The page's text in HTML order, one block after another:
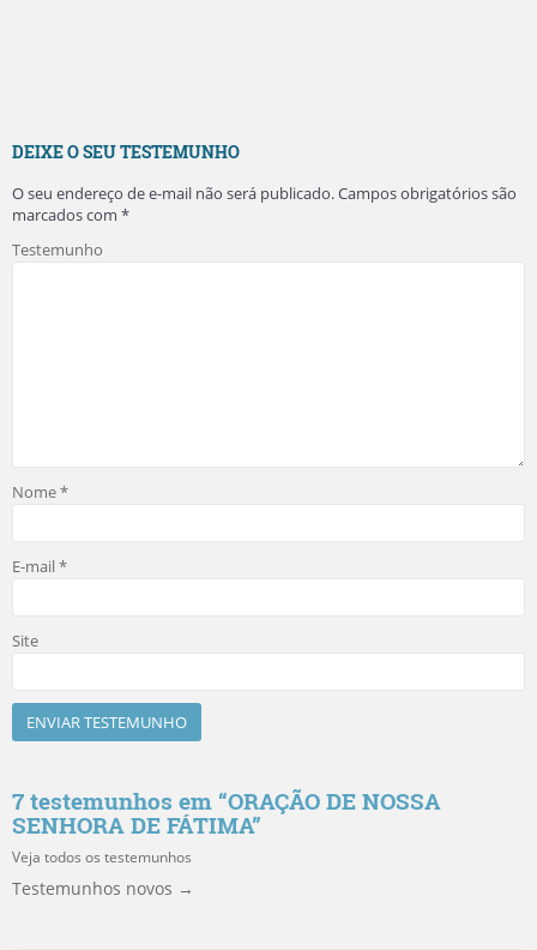
DEIXE O SEU TESTEMUNHO
O seu endereço de e-mail não será publicado.Campos obrigatórios são
marcados com *
Testemunho
Nome*
E-mail*
Site
7 testemunhos em “ORAÇÃO DE NOSSA
SENHORA DE FÁTIMA”
Veja todos os testemunhos
Testemunhos novos →